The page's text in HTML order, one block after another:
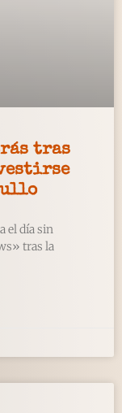
tras
el día sin
tras la